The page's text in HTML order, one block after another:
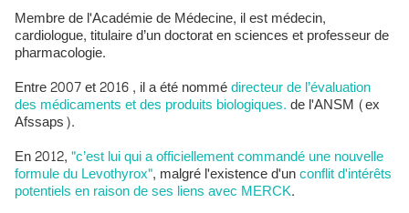
Membre de l'Académie de Médecine, il est médecin,
cardiologue, titulaire d’un doctorat en sciences et professeur de
pharmacologie.
Entre 2007 et 2016 , il a été nommédirecteur de l’évaluation
des médicaments et des produits biologiques.de l'ANSM (ex
Afssaps).
En 2012,"c’est lui qui a officiellement commandé une nouvelle
formule du Levothyrox", malgré l'existence d'unconflit d'intérêts
potentiels en raison de ses liens avec MERCK.